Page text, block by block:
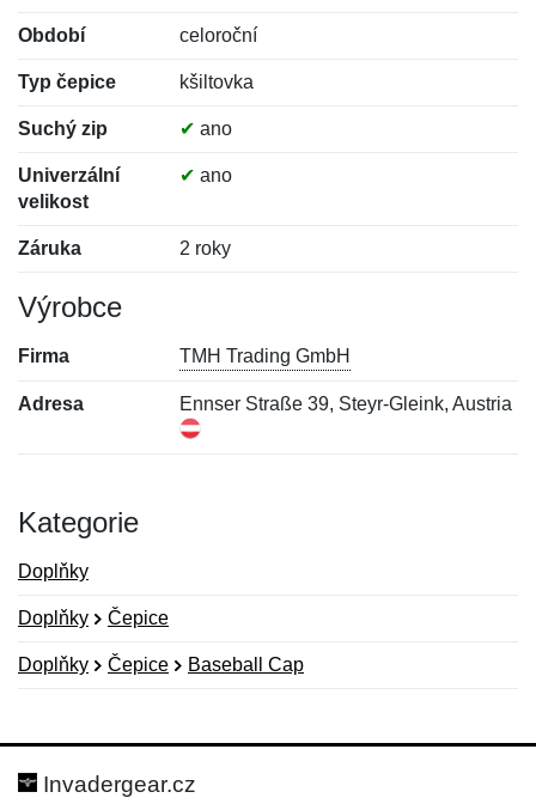
Období celoroční
Typ čepice kšiltovka
Suchý zip ✔ ano
Univerzální
velikost
✔ ano
Záruka 2 roky
Výrobce
Firma TMH Trading GmbH
Adresa Ennser Straße 39, Steyr-Gleink, Austria
Kategorie
Doplňky
Doplňky Čepice
Doplňky Čepice Baseball Cap
Hodnocení:
Jméno:
Invadergear.cz